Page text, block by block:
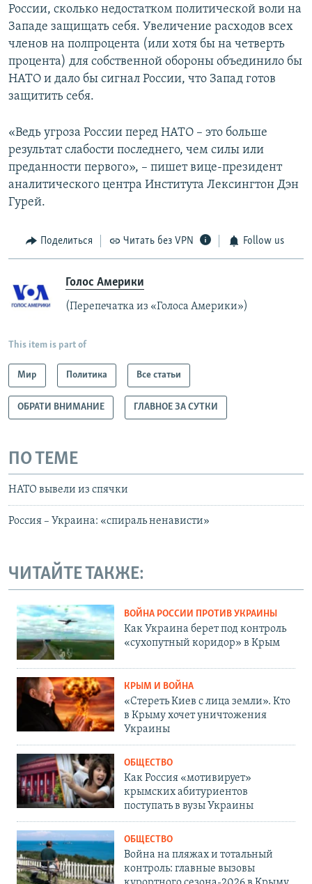
России, сколько недостатком политической воли на
Западе защищать себя. Увеличение расходов всех
членов на полпроцента (или хотя бы на четверть
процента) для собственной обороны объединило бы
НАТО и дало бы сигнал России, что Запад готов
защитить себя.
«Ведь угроза России перед НАТО – это больше
результат слабости последнего, чем силы или
преданности первого», – пишет вице-президент
аналитического центра Института Лексингтон Дэн
Гурей.
Поделиться Читать без VPN Follow us
Голос Америки
(Перепечатка из «Голоса Америки»)
This item is part of
Мир Политика Все статьи
ОБРАТИ ВНИМАНИЕ ГЛАВНОЕ ЗА СУТКИ
ПО ТЕМЕ
НАТО вывели из спячки
Россия – Украина: «спираль ненависти»
ЧИТАЙТЕ ТАКЖЕ:
ВОЙНА РОССИИ ПРОТИВ УКРАИНЫ
Как Украина берет под контроль
«сухопутный коридор» в Крым
КРЫМ И ВОЙНА
«Стереть Киев с лица земли». Кто
в Крыму хочет уничтожения
Украины
ОБЩЕСТВО
Как Россия «мотивирует»
крымских абитуриентов
поступать в вузы Украины
ОБЩЕСТВО
Война на пляжах и тотальный
контроль: главные вызовы